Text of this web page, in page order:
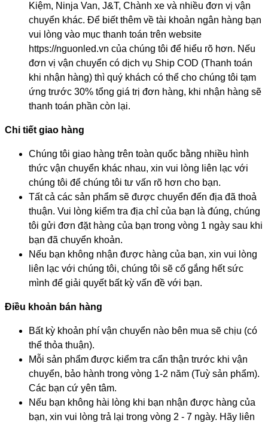
Kiệm, Ninja Van, J&T, Chành xe và nhiều đơn vị vận
chuyển khác. Để biết thêm về tài khoản ngân hàng bạn
vui lòng vào mục thanh toán trên website
https://nguonled.vn của chúng tôi để hiểu rõ hơn. Nếu
đơn vị vận chuyển có dịch vụ Ship COD (Thanh toán
khi nhận hàng) thì quý khách có thể cho chúng tôi tạm
ứng trước 30% tổng giá trị đơn hàng, khi nhận hàng sẽ
thanh toán phần còn lại.
Chi tiết giao hàng
Chúng tôi giao hàng trên toàn quốc bằng nhiều hình
thức vận chuyển khác nhau, xin vui lòng liên lạc với
chúng tôi để chúng tôi tư vấn rõ hơn cho bạn.
Tất cả các sản phẩm sẽ được chuyển đến địa đã thoả
thuận. Vui lòng kiểm tra địa chỉ của bạn là đúng, chúng
tôi gửi đơn đặt hàng của bạn trong vòng 1 ngày sau khi
bạn đã chuyển khoản.
Nếu bạn không nhận được hàng của bạn, xin vui lòng
liên lạc với chúng tôi, chúng tôi sẽ cố gắng hết sức
mình để giải quyết bất kỳ vấn đề với bạn.
Điều khoản bán hàng
Bất kỳ khoản phí vận chuyển nào bên mua sẽ chịu (có
thể thỏa thuận).
Mỗi sản phẩm được kiểm tra cẩn thận trước khi vận
chuyển, bảo hành trong vòng 1-2 năm (Tuỳ sản phẩm).
Các bạn cứ yên tâm.
Nếu bạn không hài lòng khi bạn nhận được hàng của
bạn, xin vui lòng trả lại trong vòng 2 - 7 ngày. Hãy liên